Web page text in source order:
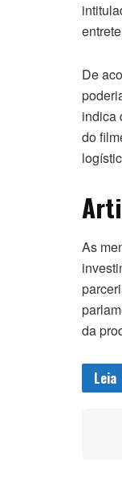
De
indica
do
As
da
Leia